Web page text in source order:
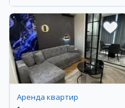
Аренда квартир